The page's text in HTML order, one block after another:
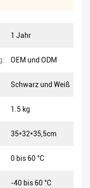
1 Jahr
OEM und ODM
Schwarz und Weiß
1.5 kg
35*32*35,5cm
0 bis 60 °C
-40 bis 60 °C